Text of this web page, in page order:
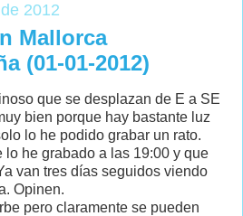
2012
Mallorca
(01-01-2012)
que se desplazan de E a SE
bien porque hay bastante luz
lo he podido grabar un rato.
lo he grabado a las 19:00 y que
van tres días seguidos viendo
Opinen.
pero claramente se pueden